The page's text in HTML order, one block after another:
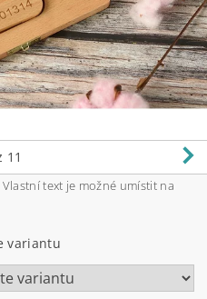
11
text je možné umístit na
variantu